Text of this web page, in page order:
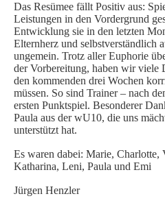
Das Resümee fällt Positiv aus:
Leistungen in den Vordergrund
Entwicklung sie in den letzten
Elternherz und selbstverständlich
ungemein. Trotz aller Euphorie
der Vorbereitung, haben wir viele
den kommenden drei Wochen
müssen. So sind Trainer – nach
ersten Punktspiel. Besonderer
Paula aus der wU10, die uns
unterstützt hat.
Es waren dabei: Marie,
Katharina, Leni, Paula und Emi
Jürgen Henzler